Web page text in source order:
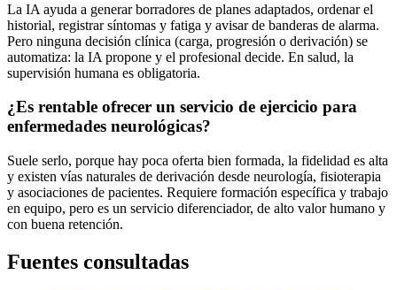
La IA ayuda a generar borradores de planes adaptados, ordenar el
historial, registrar síntomas y fatiga y avisar de banderas de alarma.
Pero ninguna decisión clínica (carga, progresión o derivación) se
automatiza: la IA propone y el profesional decide. En salud, la
supervisión humana es obligatoria.
¿Es rentable ofrecer un servicio de ejercicio para
enfermedades neurológicas?
Suele serlo, porque hay poca oferta bien formada, la fidelidad es alta
y existen vías naturales de derivación desde neurología, fisioterapia
y asociaciones de pacientes. Requiere formación específica y trabajo
en equipo, pero es un servicio diferenciador, de alto valor humano y
con buena retención.
Fuentes consultadas